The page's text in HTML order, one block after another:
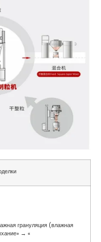
грануляция (влажная
→ «